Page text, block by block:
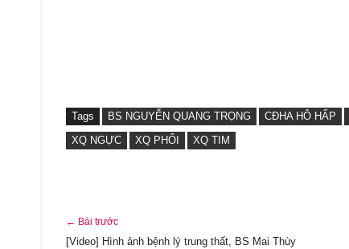
Tags BS NGUYỄN QUANG TRỌNG CĐHA HÔ HẤP
XQ NGỰC
XQ PHỔI XQ TIM
← Bài trước
[Video] Hình ảnh bệnh lý trung thất, BS Mai Thùy